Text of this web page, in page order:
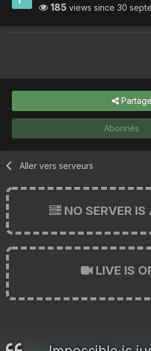
185 views since 30
Abonnés
Aller vers serveurs
NO SERVER IS
LIVE IS